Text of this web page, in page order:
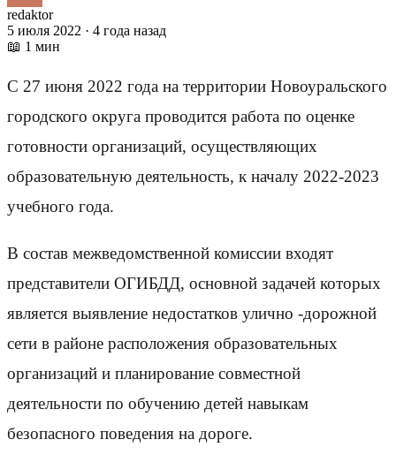
redaktor
5 июля 2022 · 4 года назад
📖 1 мин
С 27 июня 2022 года на территории Новоуральского
городского округа проводится работа по оценке
готовности организаций, осуществляющих
образовательную деятельность, к началу 2022-2023
учебного года.
В состав межведомственной комиссии входят
представители ОГИБДД, основной задачей которых
является выявление недостатков улично -дорожной
сети в районе расположения образовательных
организаций и планирование совместной
деятельности по обучению детей навыкам
безопасного поведения на дороге.